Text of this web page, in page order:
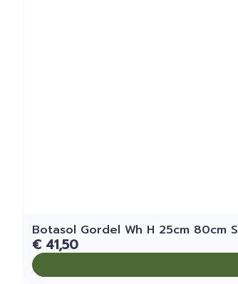
Botasol Gordel Wh H 25cm 80cm S
€ 41,50